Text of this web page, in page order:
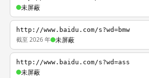
未屏蔽
http://www.baidu.com/s?wd=bmw
截至 2026 年 未屏蔽
http://www.baidu.com/s?wd=ass
未屏蔽